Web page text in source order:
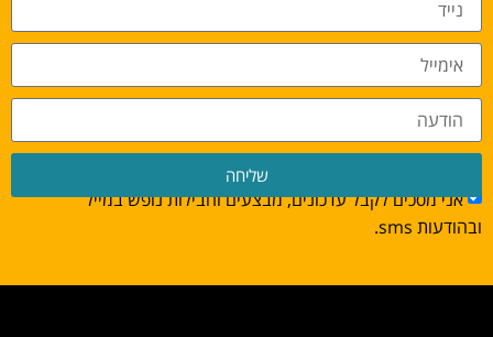
אני מסכים לקבל עדכונים, מבצעים וחבילות נופש במייל
ובהודעות sms.
שליחה